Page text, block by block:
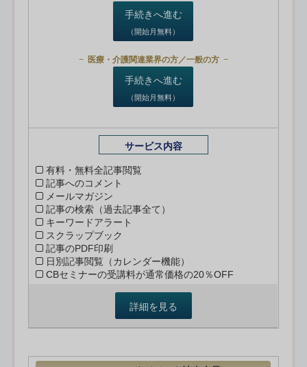
手続きへ進む
（開始月無料）
医療・介護関連業界の方／一般の方
手続きへ進む
（開始月無料）
サービス内容
有料・無料全記事閲覧
記事へのコメント
メールマガジン
記事の検索（過去記事全て）
キーワードアラート
スクラップブック
記事のPDF印刷
日別記事閲覧（カレンダー機能）
CBセミナーの受講料が通常価格の20％OFF
詳細を見る